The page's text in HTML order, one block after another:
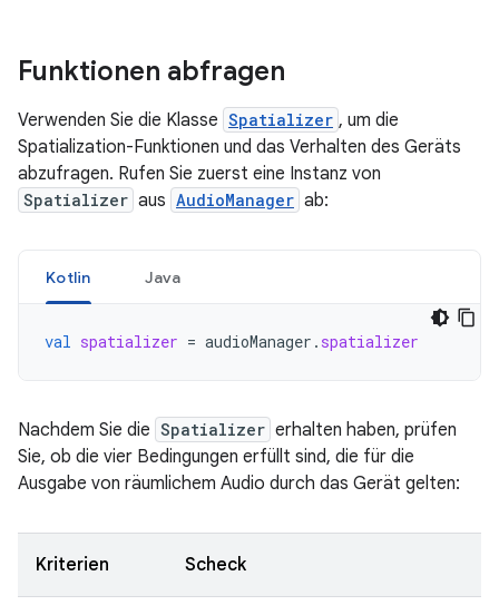
Funktionen abfragen
Verwenden Sie die Klasse Spatializer , um die
Spatialization-Funktionen und das Verhalten des Geräts
abzufragen. Rufen Sie zuerst eine Instanz von
Spatializer aus AudioManager ab:
Kotlin Java
val spatializer = audioManager . spatializer
Nachdem Sie die Spatializer erhalten haben, prüfen
Sie, ob die vier Bedingungen erfüllt sind, die für die
Ausgabe von räumlichem Audio durch das Gerät gelten:
Kriterien Scheck